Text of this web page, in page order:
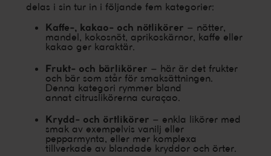
delas i sin tur in i följande fem kategorier:
Kaffe-, kakao- och nötlikörer – nötter,
mandel, kokosnöt, aprikoskärnor, kaffe eller
kakao ger karaktär.
Frukt- och bärlikörer – här är det frukter
och bär som står för smaksättningen.
Denna kategori rymmer bland
annat citruslikörerna curaçao.
Krydd- och örtlikörer – enkla likörer med
smak av exempelvis vanilj eller
pepparmynta, eller mer komplexa
tillverkade av blandade kryddor och örter.